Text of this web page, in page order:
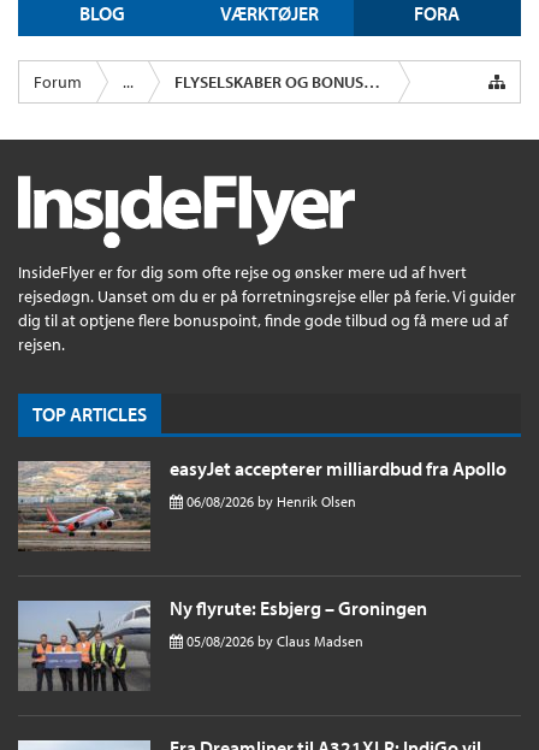
BLOG VÆRKTØJER FORA
Forum ... FLYSELSKABER OG BONUSPROGRAMMER
InsideFlyer er for dig som ofte rejse og ønsker mere ud af hvert
rejsedøgn. Uanset om du er på forretningsrejse eller på ferie. Vi guider
dig til at optjene flere bonuspoint, finde gode tilbud og få mere ud af
rejsen.
TOP ARTICLES
easyJet accepterer milliardbud fra Apollo
06/08/2026 by Henrik Olsen
Ny flyrute: Esbjerg – Groningen
05/08/2026 by Claus Madsen